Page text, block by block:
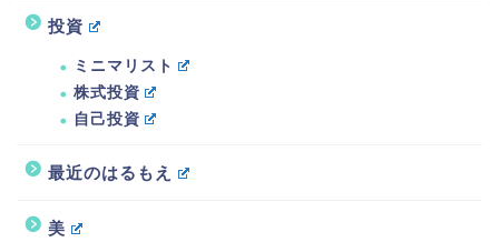
投資
ミニマリスト
株式投資
自己投資
最近のはるもえ
美